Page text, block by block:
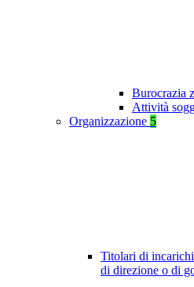
Burocrazia
Attività
Organizzazione 5
Titolari di
di direzione o di